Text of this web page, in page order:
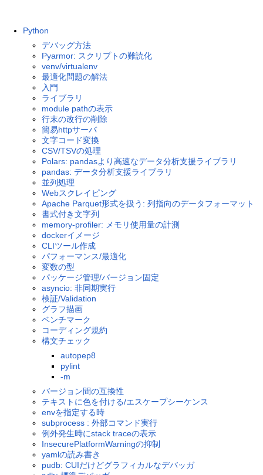
Python
デバッグ方法
Pyarmor: スクリプトの難読化
venv/virtualenv
最適化問題の解法
入門
ライブラリ
module pathの表示
行末の改行の削除
簡易httpサーバ
文字コード変換
CSV/TSVの処理
Polars: pandasより高速なデータ分析支援ライブラリ
pandas: データ分析支援ライブラリ
並列処理
Webスクレイピング
Apache Parquet形式を扱う: 列指向のデータフォーマット
書式付き文字列
memory-profiler: メモリ使用量の計測
dockerイメージ
CLIツール作成
パフォーマンス/最適化
変数の型
パッケージ管理/バージョン固定
asyncio: 非同期実行
検証/Validation
グラフ描画
ベンチマーク
コーディング規約
構文チェック
autopep8
pylint
-m
バージョン間の互換性
テキストに色を付ける/エスケープシーケンス
envを指定する時
subprocess : 外部コマンド実行
例外発生時にstack traceの表示
InsecurePlatformWarningの抑制
yamlの読み書き
pudb: CUIだけどグラフィカルなデバッガ